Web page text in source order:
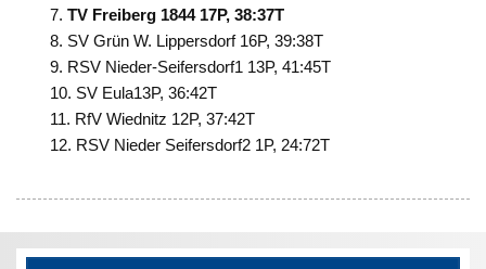
TV Freiberg 1844 17P, 38:37T
SV Grün W. Lippersdorf 16P, 39:38T
RSV Nieder-Seifersdorf1 13P, 41:45T
SV Eula13P, 36:42T
RfV Wiednitz 12P, 37:42T
RSV Nieder Seifersdorf2 1P, 24:72T